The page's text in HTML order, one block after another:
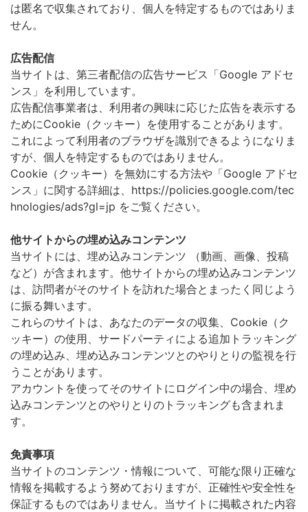
は匿名で収集されており、個人を特定するものではありま
せん。
広告配信
当サイトは、第三者配信の広告サービス「Google アドセ
ンス」を利用しています。
広告配信事業者は、利用者の興味に応じた広告を表示する
ためにCookie（クッキー）を使用することがあります。
これによって利用者のブラウザを識別できるようになりま
すが、個人を特定するものではありません。
Cookie（クッキー）を無効にする方法や「Google アドセ
ンス」に関する詳細は、https://policies.google.com/tec
hnologies/ads?gl=jp をご覧ください。
他サイトからの埋め込みコンテンツ
当サイトには、埋め込みコンテンツ （動画、画像、投稿
など）が含まれます。他サイトからの埋め込みコンテンツ
は、訪問者がそのサイトを訪れた場合とまったく同じよう
に振る舞います。
これらのサイトは、あなたのデータの収集、Cookie（ク
ッキー）の使用、サードパーティによる追加トラッキング
の埋め込み、埋め込みコンテンツとのやりとりの監視を行
うことがあります。
アカウントを使ってそのサイトにログイン中の場合、埋め
込みコンテンツとのやりとりのトラッキングも含まれま
す。
免責事項
当サイトのコンテンツ・情報について、可能な限り正確な
情報を掲載するよう努めておりますが、正確性や安全性を
保証するものではありません。当サイトに掲載された内容